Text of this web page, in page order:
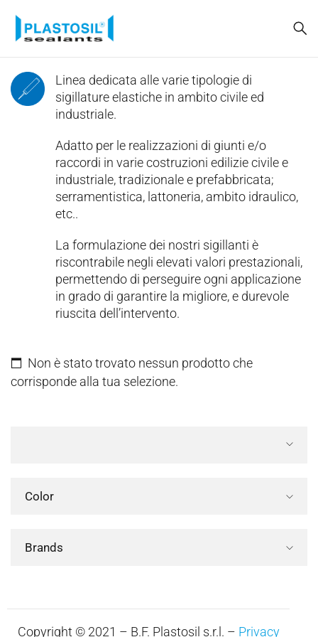
Linea dedicata alle varie tipologie di
sigillature elastiche in ambito civile ed
industriale.
Adatto per le realizzazioni di giunti e/o
raccordi in varie costruzioni edilizie civile e
industriale, tradizionale e prefabbricata;
serramentistica, lattoneria, ambito idraulico,
etc..
La formulazione dei nostri sigillanti è
riscontrabile negli elevati valori prestazionali,
permettendo di perseguire ogni applicazione
in grado di garantire la migliore, e durevole
riuscita dell’intervento.
Non è stato trovato nessun prodotto che
corrisponde alla tua selezione.
Color
Brands
Copyright © 2021 – B.F. Plastosil s.r.l. – Privacy